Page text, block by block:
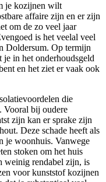
je kozijnen wilt
affaire zijn en er zijn
om de zo veel jaar
is het veelal veel
Doldersum. Op termijn
je in het onderhoudsgeld
en het ziet er vaak ook
die
Vooral bij oudere
zijn kan er sprake zijn
Deze schade heeft als
je woonhuis. Vanwege
stoken om het huis
weinig rendabel zijn, is
voor kunststof kozijnen